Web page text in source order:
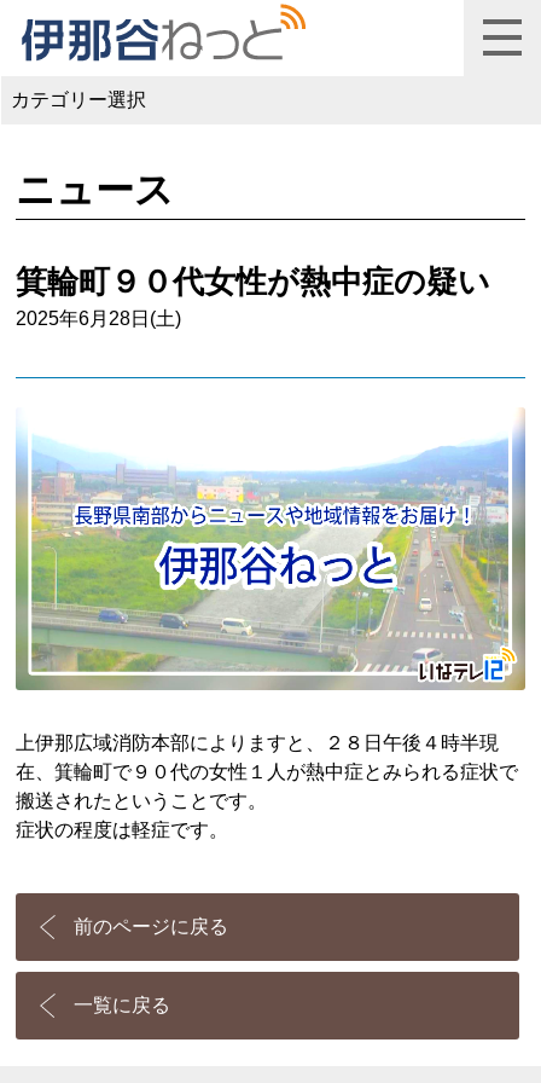
カテゴリー選択
ニュース
箕輪町９０代女性が熱中症の疑い
2025年6月28日(土)
上伊那広域消防本部によりますと、２８日午後４時半現
在、箕輪町で９０代の女性１人が熱中症とみられる症状で
搬送されたということです。
症状の程度は軽症です。
前のページに戻る
一覧に戻る